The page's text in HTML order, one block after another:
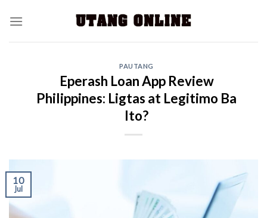
PAUTANG
Eperash Loan App Review
Philippines: Ligtas at Legitimo Ba
Ito?
10
Jul